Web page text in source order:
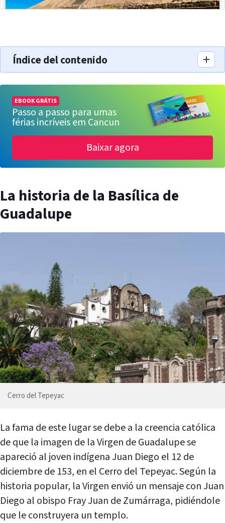
Índice del contenido
EBOOK GRÁTIS
Passo a passo para umas
férias incríveis em Cancun
Baixar agora
La historia de la Basílica de
Guadalupe
Cerro del Tepeyac
La fama de este lugar se debe a la creencia católica
de que la imagen de la Virgen de Guadalupe se
apareció al joven indígena Juan Diego el 12 de
diciembre de 153, en el Cerro del Tepeyac. Según la
historia popular, la Virgen envió un mensaje con Juan
Diego al obispo Fray Juan de Zumárraga, pidiéndole
que le construyera un templo.